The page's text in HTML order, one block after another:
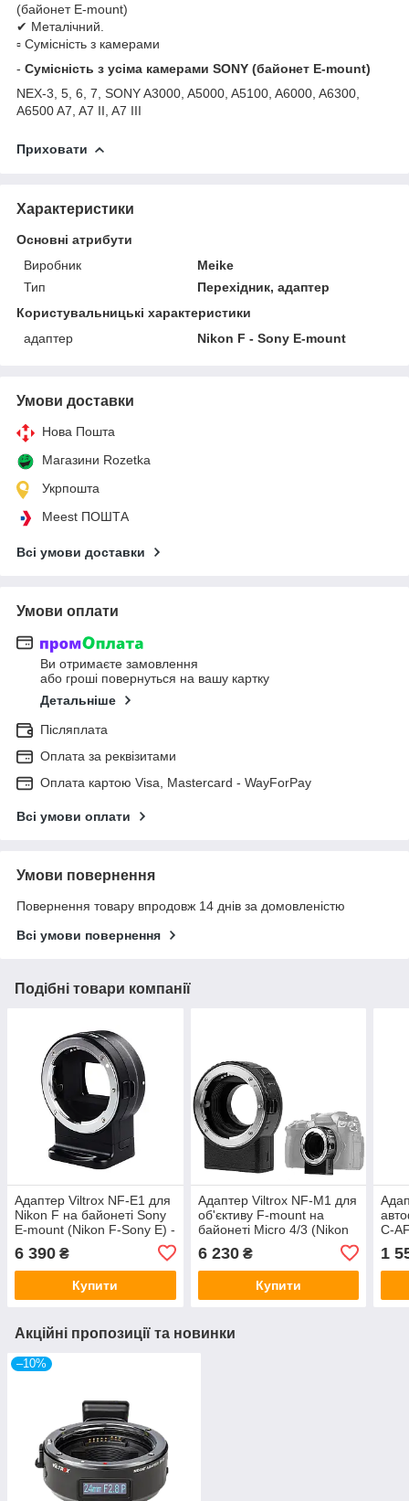
(байонет E-mount)
✔ Металічний.
▫ Сумісність з камерами
- Сумісність з усіма камерами SONY (байонет E-mount)
NEX-3, 5, 6, 7, SONY A3000, A5000, A5100, A6000, A6300,
A6500 A7, A7 II, A7 III
Приховати
Характеристики
Основні атрибути
Виробник
Meike
Тип
Перехідник, адаптер
Користувальницькі характеристики
адаптер
Nikon F - Sony E-mount
Умови доставки
Нова Пошта
Магазини Rozetka
Укрпошта
Meest ПОШТА
Всі умови доставки
Умови оплати
Ви отримаєте замовлення
або гроші повернуться на вашу картку
Детальніше
Післяплата
Оплата за реквізитами
Оплата картою Visa, Mastercard - WayForPay
Всі умови оплати
Умови повернення
Повернення товару впродовж 14 днів за домовленістю
Всі умови повернення
Подібні товари компанії
Адаптер Viltrox NF-E1 для
Nikon F на байонеті Sony
E-mount (Nikon F-Sony E) -
6 390 ₴
Купити
Адаптер Viltrox NF-M1 для
об'єктиву F-mount на
байонеті Micro 4/3 (Nikon
Panasonic)
6 230₴
Купити
C-
1
Акційні пропозиції та новинки
–10%